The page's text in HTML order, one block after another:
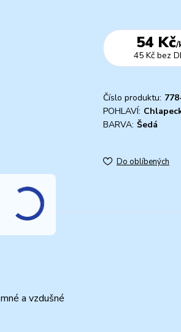
54 Kč/
45 Kč bez
Číslo produktu:
POHLAVÍ:
BARVA: Šedá
Do oblíbených
a vzdušné